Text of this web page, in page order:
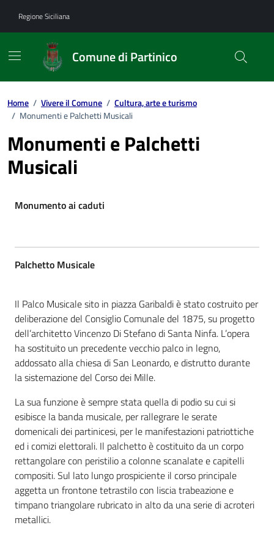
Regione Siciliana
Comune di Partinico
Home / Vivere il Comune / Cultura, arte e turismo
/ Monumenti e Palchetti Musicali
Monumenti e Palchetti
Musicali
Monumento ai caduti
Palchetto Musicale
Il Palco Musicale sito in piazza Garibaldi è stato costruito per
deliberazione del Consiglio Comunale del 1875, su progetto
dell’architetto Vincenzo Di Stefano di Santa Ninfa. L’opera
ha sostituito un precedente vecchio palco in legno,
addossato alla chiesa di San Leonardo, e distrutto durante
la sistemazione del Corso dei Mille.
La sua funzione è sempre stata quella di podio su cui si
esibisce la banda musicale, per rallegrare le serate
domenicali dei partinicesi, per le manifestazioni patriottiche
ed i comizi elettorali. Il palchetto è costituito da un corpo
rettangolare con peristilio a colonne scanalate e capitelli
compositi. Sul lato lungo prospiciente il corso principale
aggetta un frontone tetrastilo con liscia trabeazione e
timpano triangolare rubricato in alto da una serie di acroteri
metallici.